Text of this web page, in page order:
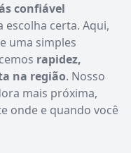
confiável
escolha certa. Aqui,
uma simples
rapidez,
na região. Nosso
mais próxima,
onde e quando você